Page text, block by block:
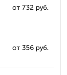
от 732 руб.
от 356 руб.